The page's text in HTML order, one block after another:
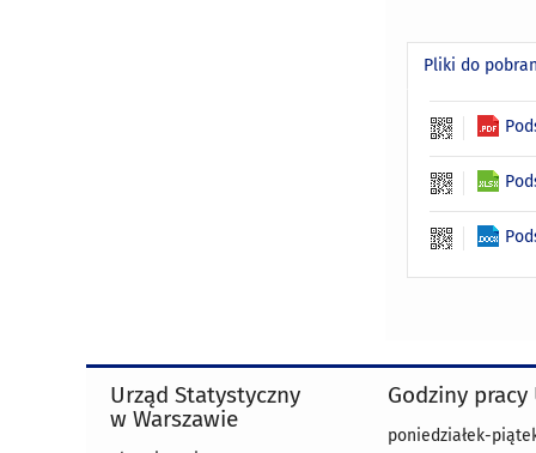
Pliki do
Urząd Statystyczny
w Warszawie
Godziny pracy
poniedziałek-